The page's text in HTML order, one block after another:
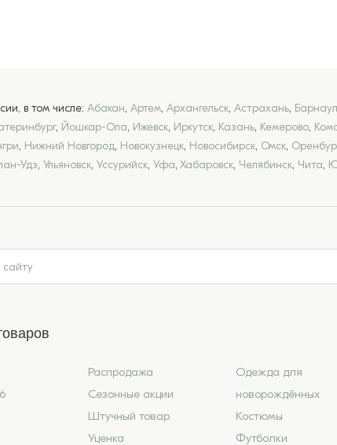
в том числе: Абакан, Артем, Архангельск, Астрахань, Барнаул
, Йошкар-Ола, Ижевск, Иркутск, Казань, Кемерово,
, Нижний Новгород, Новокузнецк, Новосибирск, Омск,
Удэ, Ульяновск, Уссурийск, Уфа, Хабаровск, Челябинск, Чита,
Распродажа
Сезонные акции
Штучный товар
Уценка
Одежда для
новорождённых
Костюмы
Футболки